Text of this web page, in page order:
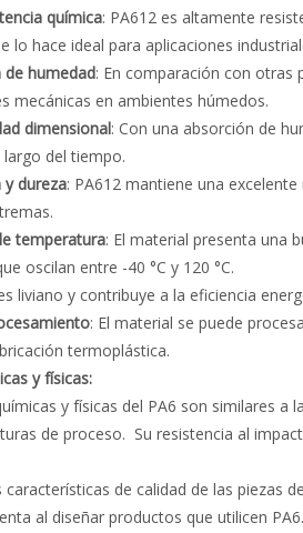
química: PA612 es altamente
lo hace ideal para aplicaciones
humedad: En comparación con otras
mecánicas en ambientes húmedos.
dimensional: Con una absorción de
del tiempo.
y dureza: PA612 mantiene una
temperatura: El material presenta una
oscilan entre -40 °C y 120 °C.
liviano y contribuye a la eficiencia
: El material se puede
termoplástica.
y físicas:
y físicas del PA6 son similares
de proceso. Su resistencia al
de calidad de las piezas
al diseñar productos que utilicen